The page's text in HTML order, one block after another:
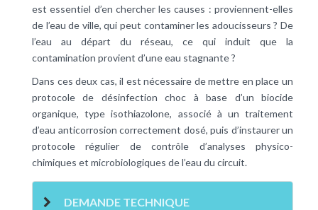
est essentiel d’en chercher les causes : proviennent-elles
de l’eau de ville, qui peut contaminer les adoucisseurs ? De
l’eau au départ du réseau, ce qui induit que la
contamination provient d’une eau stagnante ?
Dans ces deux cas, il est nécessaire de mettre en place un
protocole de désinfection choc à base d’un biocide
organique, type isothiazolone, associé à un traitement
d’eau anticorrosion correctement dosé, puis d’instaurer un
protocole régulier de contrôle d’analyses physico-
chimiques et microbiologiques de l’eau du circuit.
DEMANDE TECHNIQUE